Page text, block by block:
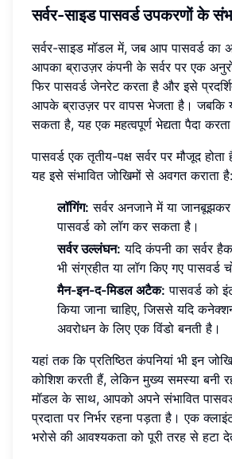
सर्वर-साइड पासवर्ड उपकरणों के
सर्वर-साइड मॉडल में, जब आप पासवर्ड का
आपका ब्राउज़र कंपनी के सर्वर पर एक
फिर पासवर्ड जेनरेट करता है और इसे
आपके ब्राउज़र पर वापस भेजता है। जबकि
सकता है, यह एक महत्वपूर्ण भेद्यता पैदा
पासवर्ड एक तृतीय-पक्ष सर्वर पर मौजूद होता
यह इसे संभावित जोखिमों से अवगत कराता है:
लॉगिंग: सर्वर अनजाने में या
पासवर्ड को लॉग कर सकता है।
सर्वर उल्लंघन: यदि कंपनी का सर्वर
भी संग्रहीत या लॉग किए गए पासवर्ड
मैन-इन-द-मिडल अटैक: पासवर्ड को
किया जाना चाहिए, जिससे यदि
अवरोधन के लिए एक विंडो बनती है।
यहां तक कि प्रतिष्ठित कंपनियां भी इन
कोशिश करती हैं, लेकिन मुख्य समस्या बनी
मॉडल के साथ, आपको अपने संभावित
प्रदाता पर निर्भर रहना पड़ता है। एक
भरोसे की आवश्यकता को पूरी तरह से हटा